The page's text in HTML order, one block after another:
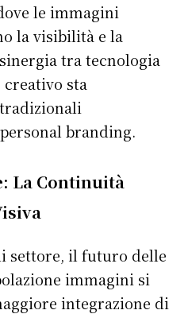
le immagini
la visibilità e la
tra tecnologia
sta
branding.
La Continuità
settore, il futuro delle
immagini si
integrazione di